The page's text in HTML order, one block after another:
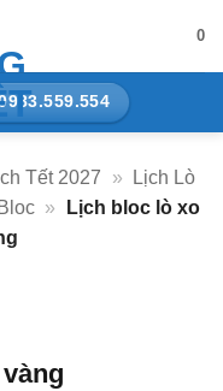
0
Tết 2027 »
Lịch Lò
»
Lịch bloc lò xo